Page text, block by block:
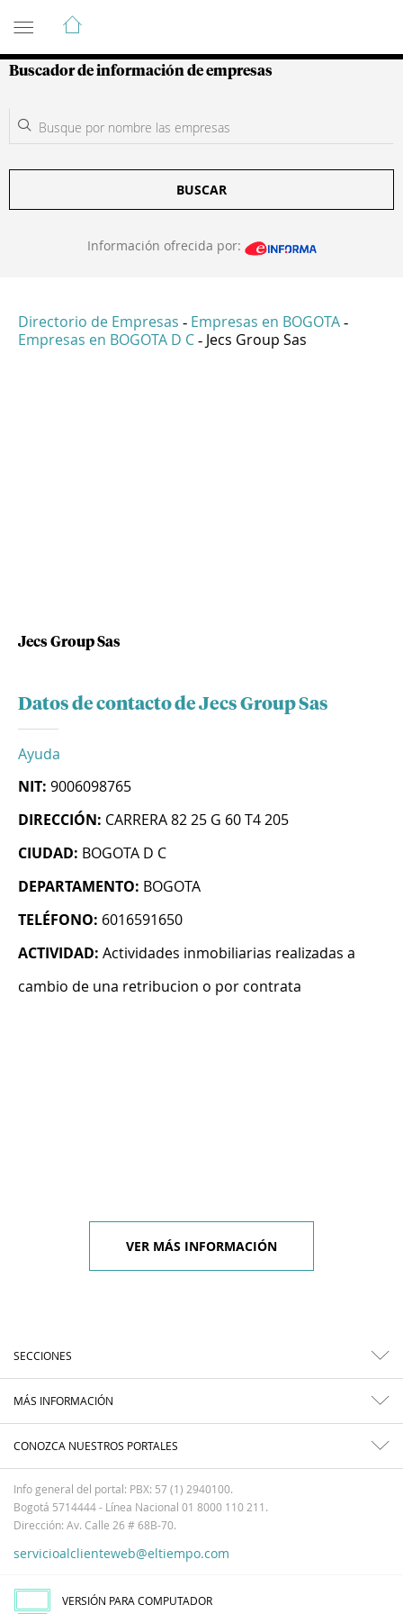
Guía de Empresas Colombianas
Buscador de información de empresas
BUSCAR
Información ofrecida por:
Directorio de Empresas - Empresas en BOGOTA -
Empresas en BOGOTA D C - Jecs Group Sas
Jecs Group Sas
Datos de contacto de Jecs Group Sas
Ayuda
NIT: 9006098765
DIRECCIÓN: CARRERA 82 25 G 60 T4 205
CIUDAD: BOGOTA D C
DEPARTAMENTO: BOGOTA
TELÉFONO: 6016591650
ACTIVIDAD: Actividades inmobiliarias realizadas a
cambio de una retribucion o por contrata
VER MÁS INFORMACIÓN
SECCIONES
MÁS INFORMACIÓN
CONOZCA NUESTROS PORTALES
Info general del portal: PBX: 57 (1) 2940100.
Bogotá 5714444 - Línea Nacional 01 8000 110 211.
Dirección: Av. Calle 26 # 68B-70.
servicioalclienteweb@eltiempo.com
VERSIÓN PARA COMPUTADOR